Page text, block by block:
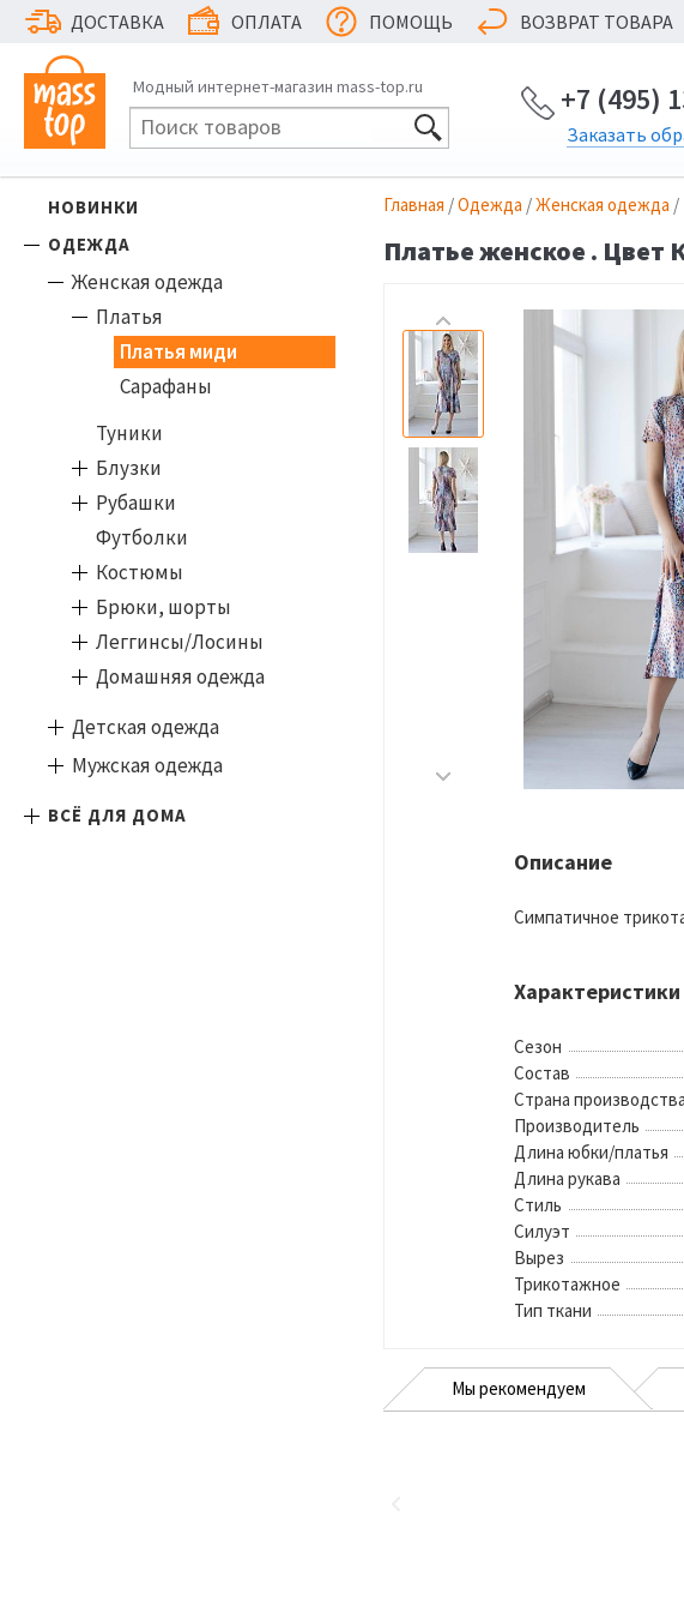
ДОСТАВКА ОПЛАТА ПОМОЩЬ ВОЗВРАТ ТОВАРА
Модный интернет-магазин mass-top.ru +7 (495)
Заказать
НОВИНКИ
ОДЕЖДА
Женская одежда
Платья
Платья миди
Сарафаны
Туники
Блузки
Рубашки
Футболки
Костюмы
Брюки, шорты
Леггинсы/Лосины
Домашняя одежда
Детская одежда
Мужская одежда
ВСЁ ДЛЯ ДОМА
Главная /Одежда /Женская одежда /
Платье женское . Цвет
Описание
Симпатичное
Характеристики
Сезон
Состав
Страна производства
Производитель
Длина юбки/платья
Длина рукава
Стиль
Силуэт
Вырез
Трикотажное
Тип ткани
Мы рекомендуем